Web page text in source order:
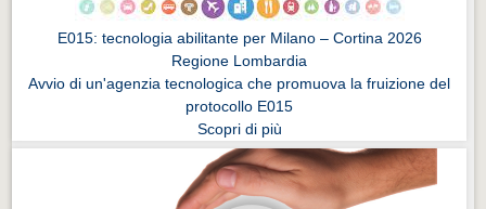
E015: tecnologia abilitante per Milano – Cortina 2026
Regione Lombardia
Avvio di un'agenzia tecnologica che promuova la fruizione del
protocollo E015
Scopri di più